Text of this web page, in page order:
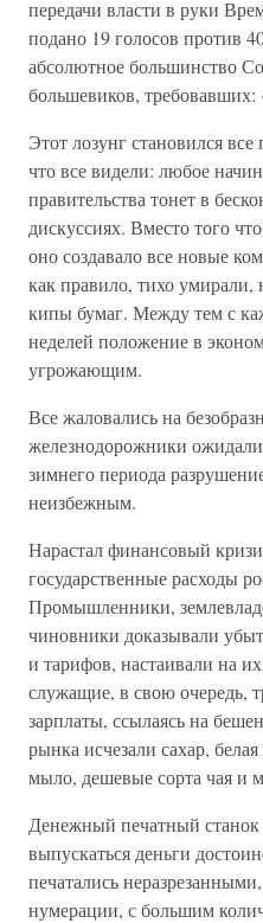
передачи власти в руки
подано 19 голосов против
абсолютное большинство
большевиков, требовавших:
Этот лозунг становился
что все видели: любое
правительства тонет в
дискуссиях. Вместо того
оно создавало все новые
как правило, тихо умирали,
кипы бумаг. Между тем с
неделей положение в
угрожающим.
Все жаловались на
железнодорожники
зимнего периода
неизбежным.
Нарастал финансовый
государственные расходы
Промышленники,
чиновники доказывали
и тарифов, настаивали на
служащие, в свою очередь,
зарплаты, ссылаясь на
рынка исчезали сахар,
мыло, дешевые сорта чая и
Денежный печатный станок
выпускаться деньги
печатались
нумерации, с большим